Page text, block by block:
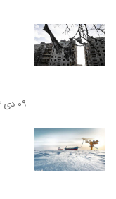
۰۹ دی ۱۴۰۴